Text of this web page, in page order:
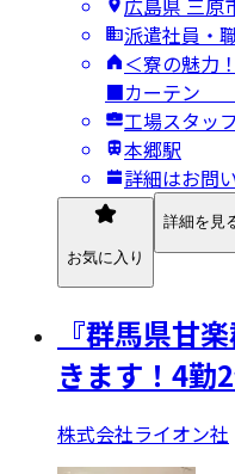
広島県 三原
派遣社員・
＜寮の
■カーテン
工場スタッ
本郷駅
詳細はお問
お気に入り
詳細を見
『群馬県甘
きます！4勤
株式会社ライオン社